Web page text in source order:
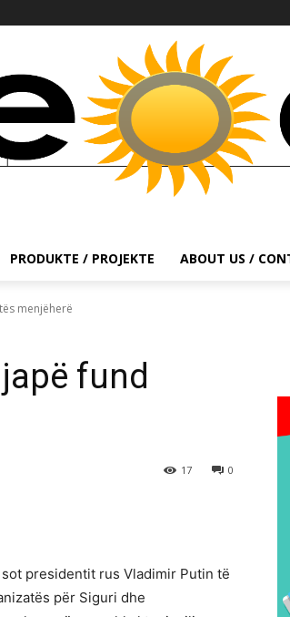
PRODUKTE / PROJEKTE ABOUT US /
menjëherë
fund
0
17
presidentit rus Vladimir Putin të
për Siguri dhe